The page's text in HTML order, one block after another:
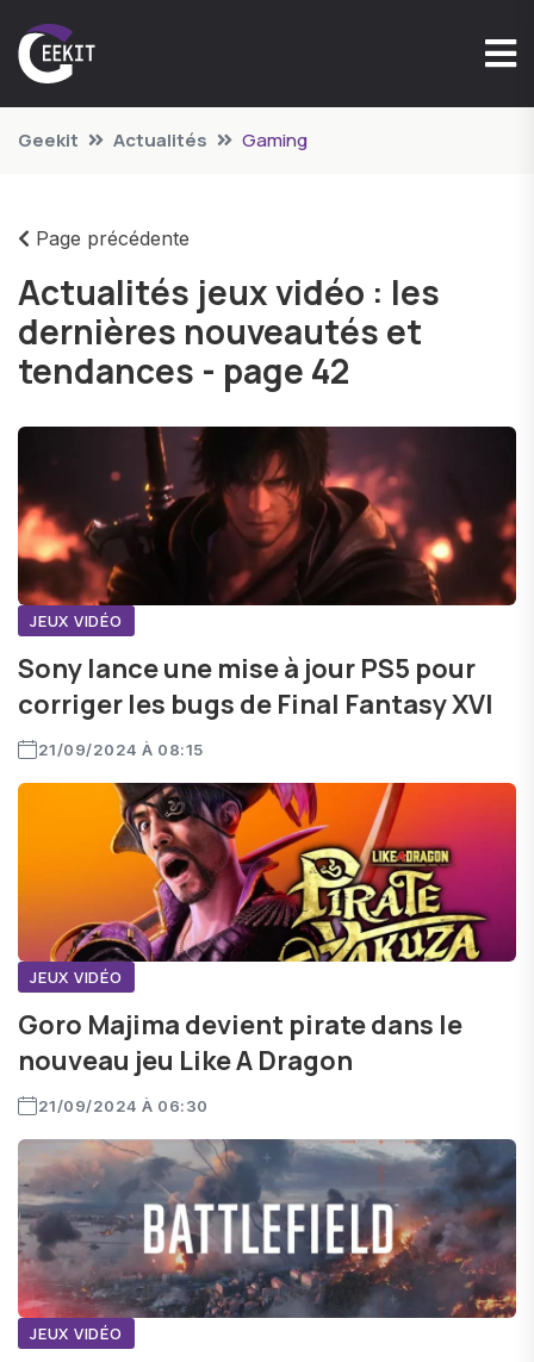
Geekit Actualités Gaming
Page précédente
Actualités jeux vidéo : les
dernières nouveautés et
tendances - page 42
JEUX VIDÉO
Sony lance une mise à jour PS5 pour
corriger les bugs de Final Fantasy XVI
21/09/2024 À 08:15
JEUX VIDÉO
Goro Majima devient pirate dans le
nouveau jeu Like A Dragon
21/09/2024 À 06:30
JEUX VIDÉO